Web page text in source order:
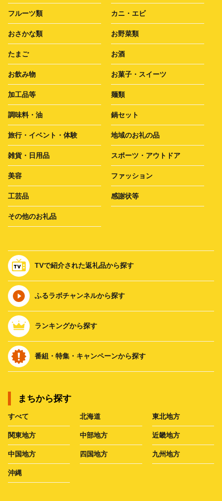
フルーツ類 カニ・エビ
おさかな類 お野菜類
たまご お酒
お飲み物 お菓子・スイーツ
加工品等 麺類
調味料・油 鍋セット
旅行・イベント・体験 地域のお礼の品
雑貨・日用品 スポーツ・アウトドア
美容 ファッション
工芸品 感謝状等
その他のお礼品
TVで紹介された返礼品から探す
ふるラボチャンネルから探す
ランキングから探す
番組・特集・キャンペーンから探す
まちから探す
すべて 北海道 東北地方
関東地方 中部地方 近畿地方
中国地方 四国地方 九州地方
沖縄